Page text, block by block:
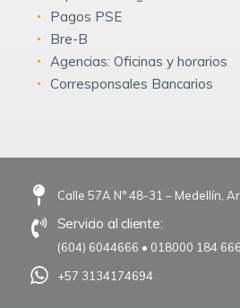
Pagos PSE
Bre-B
Agencias: Oficinas y horarios
Corresponsales Bancarios
Calle 57A N° 48-31 – Medellín,
Servicio al cliente:
(604) 6044666 • 018000 184 666
+57 3134174694